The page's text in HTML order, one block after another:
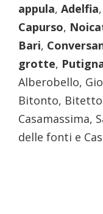
appula, Adelfia,
Capurso,
Bari,
grotte,
Alberobello,
Bitonto,
Casamassima,
delle fonti e